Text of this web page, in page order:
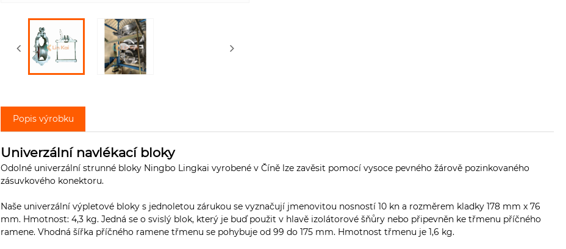
Popis výrobku
Univerzální navlékací bloky
Odolné univerzální strunné bloky Ningbo Lingkai vyrobené v Číně lze zavěsit pomocí vysoce pevného žárově pozinkovaného
zásuvkového konektoru.
Naše univerzální výpletové bloky s jednoletou zárukou se vyznačují jmenovitou nosností 10 kn a rozměrem kladky 178 mm x 76
mm. Hmotnost: 4,3 kg. Jedná se o svislý blok, který je buď použit v hlavě izolátorové šňůry nebo připevněn ke třmenu příčného
ramene. Vhodná šířka příčného ramene třmenu se pohybuje od 99 do 175 mm. Hmotnost třmenu je 1,6 kg.